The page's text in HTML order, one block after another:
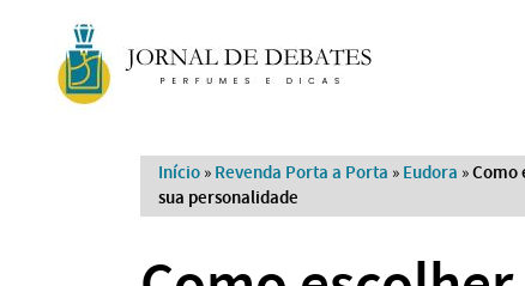
Início » Revenda Porta a Porta » Eudora »Como
sua personalidade